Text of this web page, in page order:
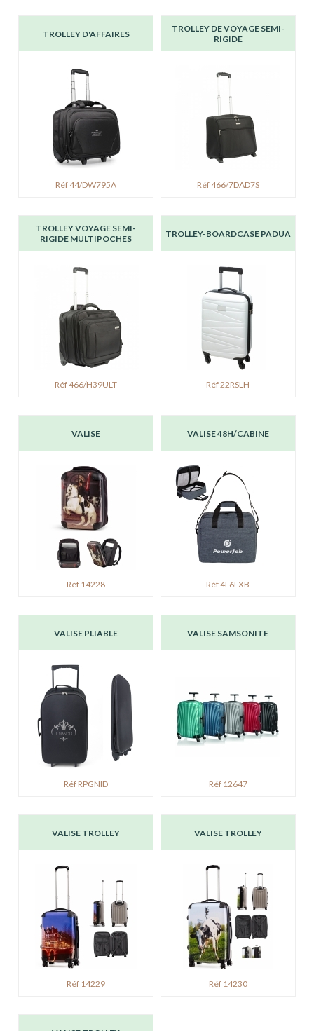
TROLLEY D'AFFAIRES
Réf 44/DW795A
TROLLEY DE VOYAGE SEMI-
RIGIDE
Réf 466/7DAD7S
TROLLEY VOYAGE SEMI-
RIGIDE MULTIPOCHES
Réf 466/H39ULT
TROLLEY-BOARDCASE PADUA
Réf 22RSLH
VALISE
Réf 14228
VALISE 48H/CABINE
Réf 4L6LXB
VALISE PLIABLE
Réf RPGNID
VALISE SAMSONITE
Réf 12647
VALISE TROLLEY
Réf 14229
VALISE TROLLEY
Réf 14230